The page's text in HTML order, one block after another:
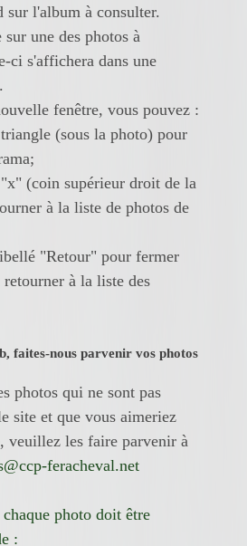
sur l'album à consulter.
une des photos à
ci s'affichera dans une
fenêtre, vous pouvez :
(sous la photo) pour
(coin supérieur droit de la
à la liste de photos de
"Retour" pour fermer
à la liste des
faites-nous parvenir vos photos
photos qui ne sont pas
site et que vous aimeriez
veuillez les faire parvenir à
feracheval.net
photo doit être
: